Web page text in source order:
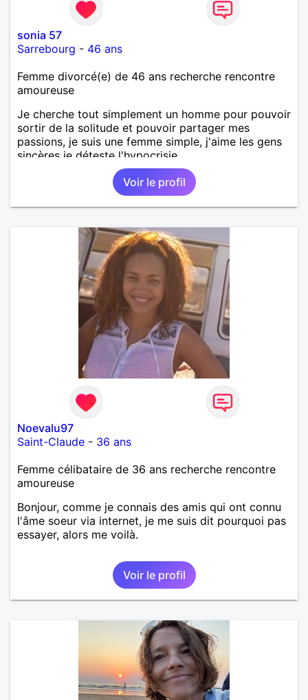
sonia 57
Sarrebourg - 46 ans
Femme divorcé(e) de 46 ans recherche rencontre
amoureuse
Je cherche tout simplement un homme pour pouvoir
sortir de la solitude et pouvoir partager mes
passions, je suis une femme simple, j'aime les gens
sincères je déteste l'hypocrisie .
Voir le profil
Noevalu97
Saint-Claude - 36 ans
Femme célibataire de 36 ans recherche rencontre
amoureuse
Bonjour, comme je connais des amis qui ont connu
l'âme soeur via internet, je me suis dit pourquoi pas
essayer, alors me voilà.
Voir le profil